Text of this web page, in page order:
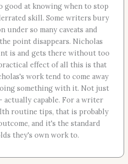
good at knowing when to stop
skill. Some writers bury
under so many caveats and
point disappears. Nicholas
is and gets there without too
effect of all this is that
work tend to come away
something with it. Not just
actually capable. For a writer
routine tips, that is probably
and it's the standard
they's own work to.